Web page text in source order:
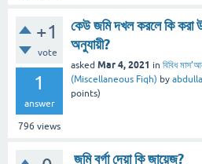
+1
vote
1
answer
796 views
কেউ জমি দখল করলে কি করা
অনুযায়ী?
asked Mar 4, 2021 in বিবিধ
(Miscellaneous Fiqh) by
points)
জমি বর্গা দেয়া কি জায়েজ?